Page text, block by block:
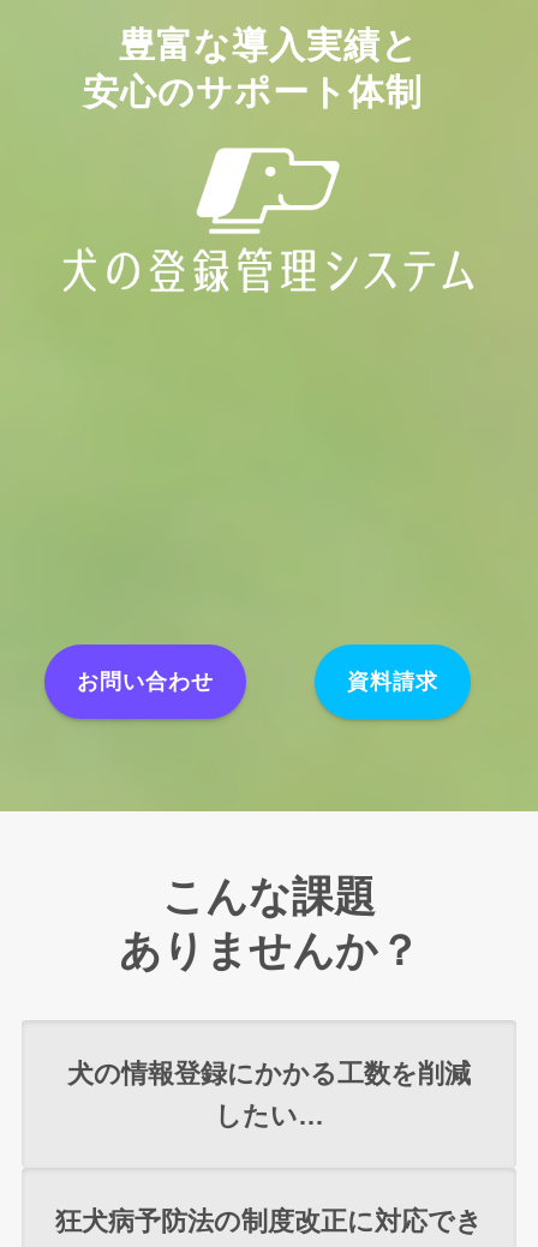
豊富な導入実績と
安心のサポート体制
お問い合わせ 資料請求
こんな課題
ありませんか？
犬の情報登録にかかる工数を削減
したい…
狂犬病予防法の制度改正に対応でき